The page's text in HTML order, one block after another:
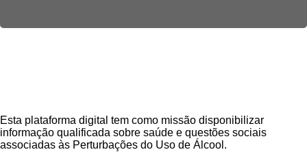
Esta plataforma digital tem como missão disponibilizar
informação qualificada sobre saúde e questões sociais
associadas às Perturbações do Uso de Álcool.